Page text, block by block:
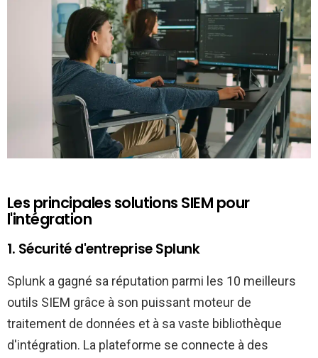
Les principales solutions SIEM pour
l'intégration
1. Sécurité d'entreprise Splunk
Splunk a gagné sa réputation parmi les 10 meilleurs
outils SIEM grâce à son puissant moteur de
traitement de données et à sa vaste bibliothèque
d'intégration. La plateforme se connecte à des